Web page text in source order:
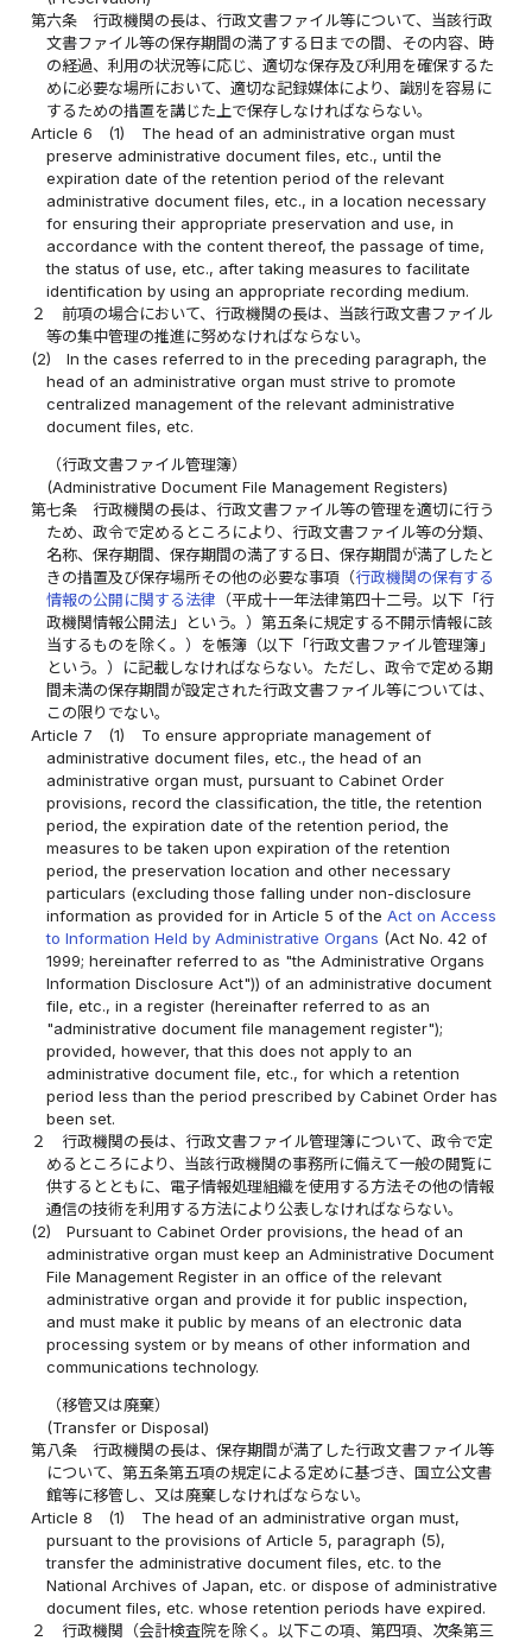
第六条
行政機関の長は、行政文書ファイル等について、当該行政
文書ファイル等の保存期間の満了する日までの間、その内容、時
の経過、利用の状況等に応じ、適切な保存及び利用を確保するた
めに必要な場所において、適切な記録媒体により、識別を容易に
するための措置を講じた上で保存しなければならない。
Article 6
(1)
The head of an administrative organ must
preserve administrative document files, etc., until the
expiration date of the retention period of the relevant
administrative document files, etc., in a location necessary
for ensuring their appropriate preservation and use, in
accordance with the content thereof, the passage of time,
the status of use, etc., after taking measures to facilitate
identification by using an appropriate recording medium.
２
前項の場合において、行政機関の長は、当該行政文書ファイル
等の集中管理の推進に努めなければならない。
(2)
In the cases referred to in the preceding paragraph, the
head of an administrative organ must strive to promote
centralized management of the relevant administrative
document files, etc.
（行政文書ファイル管理簿）
(Administrative Document File Management Registers)
第七条
行政機関の長は、行政文書ファイル等の管理を適切に行う
ため、政令で定めるところにより、行政文書ファイル等の分類、
名称、保存期間、保存期間の満了する日、保存期間が満了したと
きの措置及び保存場所その他の必要な事項（行政機関の保有する
情報の公開に関する法律 （平成十一年法律第四十二号。以下「行
政機関情報公開法」という。）第五条に規定する不開示情報に該
当するものを除く。）を帳簿（以下「行政文書ファイル管理簿」
という。）に記載しなければならない。ただし、政令で定める期
間未満の保存期間が設定された行政文書ファイル等については、
この限りでない。
Article 7
(1)
To ensure appropriate management of
administrative document files, etc., the head of an
administrative organ must, pursuant to Cabinet Order
provisions, record the classification, the title, the retention
period, the expiration date of the retention period, the
measures to be taken upon expiration of the retention
period, the preservation location and other necessary
particulars (excluding those falling under non-disclosure
information as provided for in Article 5 of theAct on Access
to Information Held by Administrative Organs (Act No. 42 of
1999; hereinafter referred to as "the Administrative Organs
Information Disclosure Act")) of an administrative document
file, etc., in a register (hereinafter referred to as an
"administrative document file management register");
provided, however, that this does not apply to an
administrative document file, etc., for which a retention
period less than the period prescribed by Cabinet Order has
been set.
２
行政機関の長は、行政文書ファイル管理簿について、政令で定
めるところにより、当該行政機関の事務所に備えて一般の閲覧に
供するとともに、電子情報処理組織を使用する方法その他の情報
通信の技術を利用する方法により公表しなければならない。
(2)
Pursuant to Cabinet Order provisions, the head of an
administrative organ must keep an Administrative Document
File Management Register in an office of the relevant
administrative organ and provide it for public inspection,
and must make it public by means of an electronic data
processing system or by means of other information and
communications technology.
（移管又は廃棄）
(Transfer or Disposal)
第八条
行政機関の長は、保存期間が満了した行政文書ファイル等
について、第五条第五項の規定による定めに基づき、国立公文書
館等に移管し、又は廃棄しなければならない。
Article 8
(1)
The head of an administrative organ must,
pursuant to the provisions of Article 5, paragraph (5),
transfer the administrative document files, etc. to the
National Archives of Japan, etc. or dispose of administrative
document files, etc. whose retention periods have expired.
２
行政機関（会計検査院を除く。以下この項、第四項、次条第三